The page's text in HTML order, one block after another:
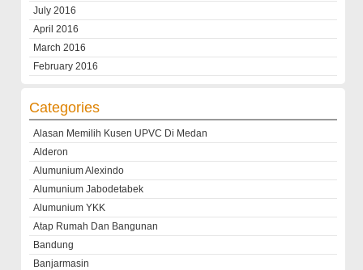
July 2016
April 2016
March 2016
February 2016
Categories
Alasan Memilih Kusen UPVC Di Medan
Alderon
Alumunium Alexindo
Alumunium Jabodetabek
Alumunium YKK
Atap Rumah Dan Bangunan
Bandung
Banjarmasin